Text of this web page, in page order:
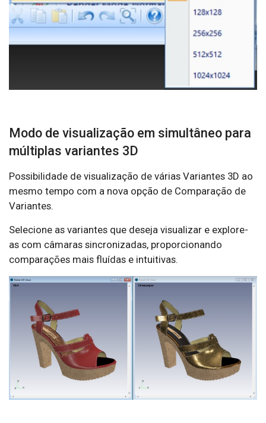
Modo de visualização em simultâneo para
múltiplas variantes 3D
Possibilidade de visualização de várias Variantes 3D ao
mesmo tempo com a nova opção de Comparação de
Variantes.
Selecione as variantes que deseja visualizar e explore-
as com câmaras sincronizadas, proporcionando
comparações mais fluídas e intuitivas.